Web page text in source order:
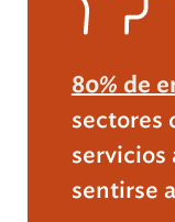
80% de
sectores
servicios
sentirse